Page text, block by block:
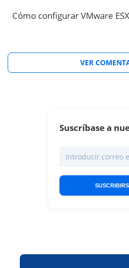
Cómo configurar VMware
VER
Suscríbase a